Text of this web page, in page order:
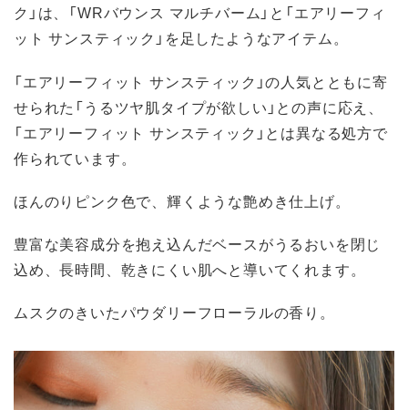
ク」は、「WRバウンス マルチバーム」と「エアリーフィ
ット サンスティック」を足したようなアイテム。
「エアリーフィット サンスティック」の人気とともに寄
せられた「うるツヤ肌タイプが欲しい」との声に応え、
「エアリーフィット サンスティック」とは異なる処方で
作られています。
ほんのりピンク色で、輝くような艶めき仕上げ。
豊富な美容成分を抱え込んだベースがうるおいを閉じ
込め、長時間、乾きにくい肌へと導いてくれます。
ムスクのきいたパウダリーフローラルの香り。